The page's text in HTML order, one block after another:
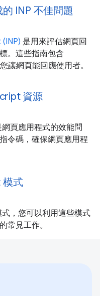
INP 不佳問題
是用來評估網頁回
。這些指南包含
讓網頁能回應使用者。
資源
頁應用程式的效能問
令碼，確保網頁應用程
模式
，您可以利用這些模式
常見工作。